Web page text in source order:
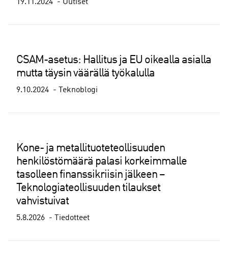
19.11.2024 Uutiset
CSAM-asetus: Hallitus ja EU oikealla asialla
mutta täysin väärällä työkalulla
9.10.2024 Teknoblogi
Kone- ja metallituoteteollisuuden
henkilöstömäärä palasi korkeimmalle
tasolleen finanssikriisin jälkeen –
Teknologiateollisuuden tilaukset
vahvistuivat
5.8.2026 Tiedotteet